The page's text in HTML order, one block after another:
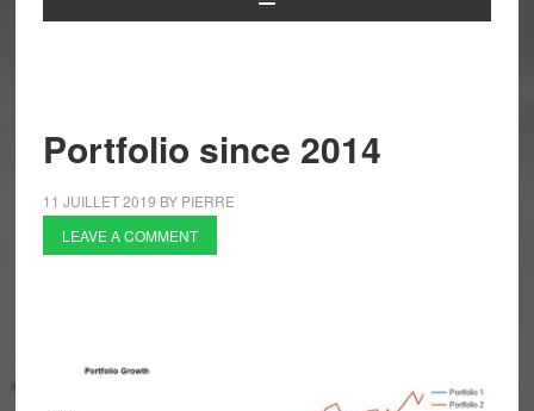
Portfolio since 2014
11 JUILLET 2019 BY PIERRE
LEAVE A COMMENT